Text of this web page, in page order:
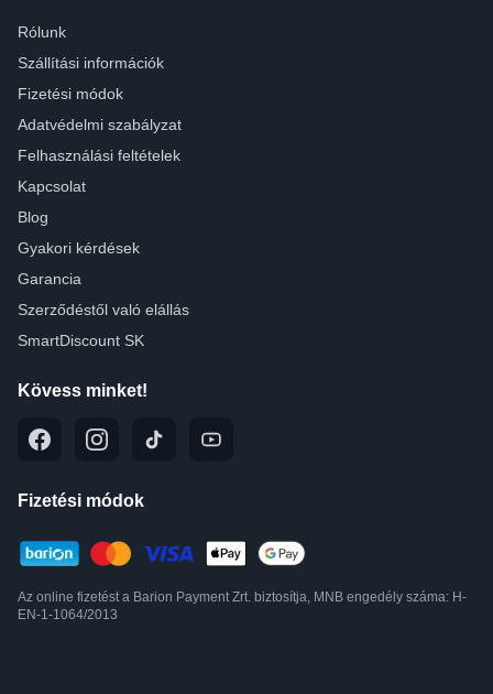
Rólunk
Szállítási információk
Fizetési módok
Adatvédelmi szabályzat
Felhasználási feltételek
Kapcsolat
Blog
Gyakori kérdések
Garancia
Szerződéstől való elállás
SmartDiscount SK
Kövess minket!
Fizetési módok
Az online fizetést a Barion Payment Zrt. biztosítja, MNB engedély száma: H-
EN-1-1064/2013